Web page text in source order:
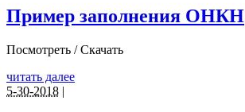
Пример заполнения ОНКН
Посмотреть / Скачать
читать далее
5-30-2018 |